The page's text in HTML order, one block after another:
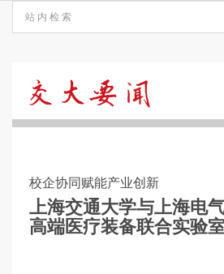
要
校企协同赋能产业创新
上海交通大学与上海电
高端医疗装备联合实验